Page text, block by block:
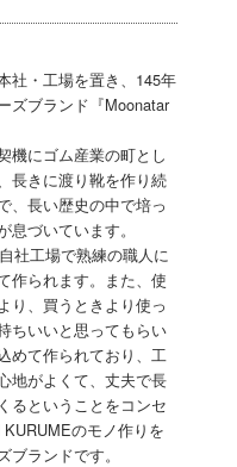
社・工場を置き、145年
ズブランド『Moonatar
機にゴム産業の町とし
長きに渡り靴を作り続
、長い歴史の中で培っ
息づいています。
社工場で熟練の職人に
作られます。また、使
り、買うときより使っ
ちいいと思ってもらい
めて作られており、工
地がよくて、丈夫で長
るということをコンセ
のモノ作りを
ブランドです。